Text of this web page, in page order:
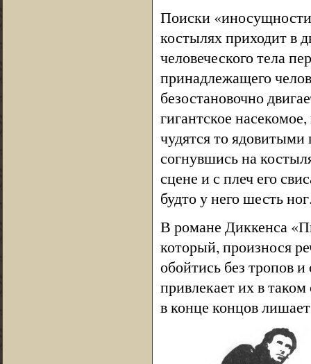
Поиски
костылях приходит в
человеческого тела
принадлежащего
безостановочно
гигантское
чудятся то
согнувшись на
сцене и с плеч его
будто у него шесть
В романе Диккенса
который, произнося
обойтись без тропов
привлекает их в
в конце концов лишает